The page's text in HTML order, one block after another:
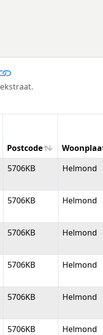
Postcode
Postcode
5706KB Helmond
5706KB Helmond
5706KB Helmond
5706KB Helmond
5706KB Helmond
5706KB Helmond